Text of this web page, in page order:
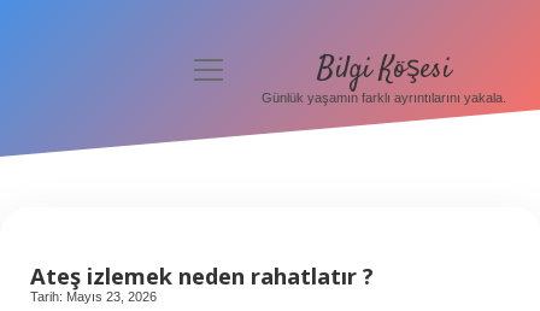
Hakkımızda
menüyü
aç
Bilgi Köşesi
Günlük yaşamın farklı ayrıntılarını yakala.
Ateş izlemek neden rahatlatır ?
Tarih: Mayıs 23, 2026